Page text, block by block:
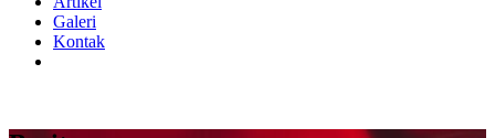
Galeri
Kontak